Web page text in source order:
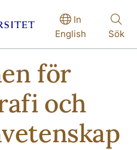
In
English
Sök
för
och